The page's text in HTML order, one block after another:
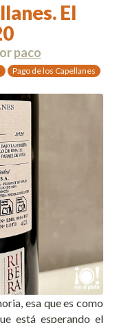
El
paco
Pago de los Capellanes
esa que es como
está esperando el